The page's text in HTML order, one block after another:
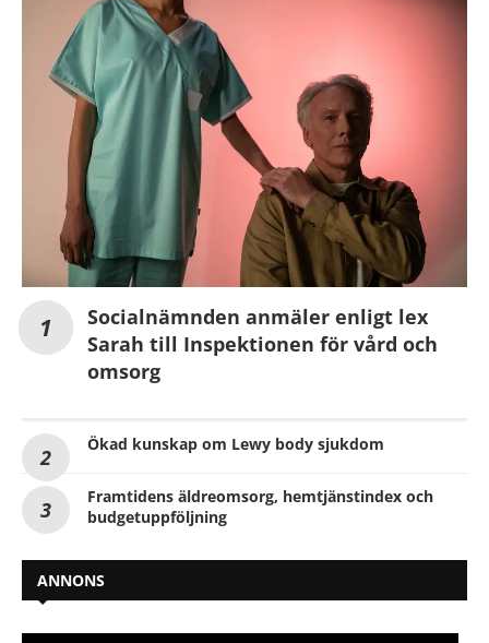
Socialnämnden anmäler enligt lex
Sarah till Inspektionen för vård och
omsorg
Ökad kunskap om Lewy body sjukdom
Framtidens äldreomsorg, hemtjänstindex och
budgetuppföljning
ANNONS